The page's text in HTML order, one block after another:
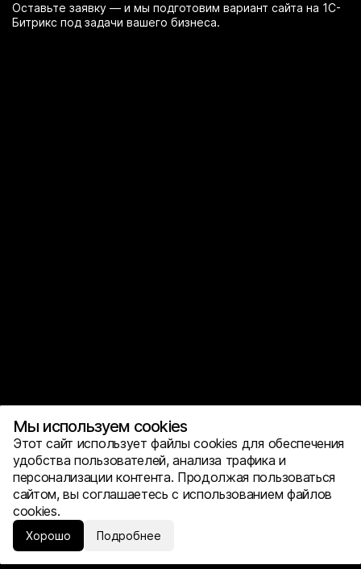
Наверх
Оставьте заявку — и мы подготовим вариант сайта на 1С-
Битрикс под задачи вашего бизнеса.
Обсудить проект
Мы используем cookies
Этот сайт использует файлы cookies для обеспечения
удобства пользователей, анализа трафика и
персонализации контента. Продолжая пользоваться
сайтом, вы соглашаетесь с использованием файлов
cookies.
Хорошо Подробнее